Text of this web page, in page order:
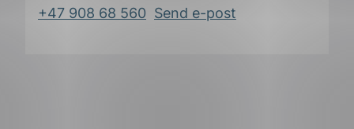
+47 908 68 560 Send e-post